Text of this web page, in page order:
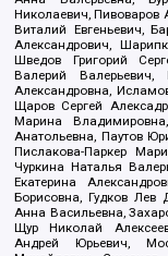
Николаевич, Пивоваров
Виталий Евгеньевич,
Александрович,
Шведов Григорий
Валерий
Александровна,
Щаров Сергей
Марина
Анатольевна, Паутов
Пислакова-Паркер
Чуркина Наталья
Екатерина
Борисовна, Гудков
Анна Васильевна,
Щур Николай
Андрей Юрьевич,